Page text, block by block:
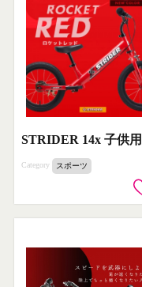
Category スポーツ